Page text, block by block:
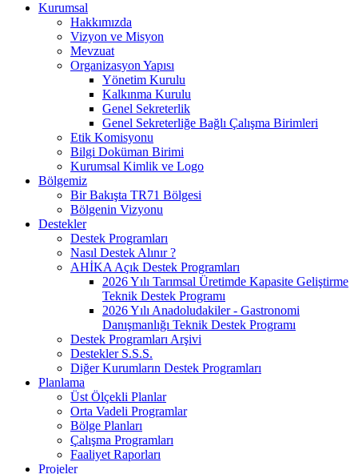
Kurumsal
Hakkımızda
Vizyon ve Misyon
Mevzuat
Organizasyon Yapısı
Yönetim Kurulu
Kalkınma Kurulu
Genel Sekreterlik
Genel Sekreterliğe Bağlı Çalışma Birimleri
Etik Komisyonu
Bilgi Doküman Birimi
Kurumsal Kimlik ve Logo
Bölgemiz
Bir Bakışta TR71 Bölgesi
Bölgenin Vizyonu
Destekler
Destek Programları
Nasıl Destek Alınır ?
AHİKA Açık Destek Programları
2026 Yılı Tarımsal Üretimde Kapasite Geliştirme
Teknik Destek Programı
2026 Yılı Anadoludakiler - Gastronomi
Danışmanlığı Teknik Destek Programı
Destek Programları Arşivi
Destekler S.S.S.
Diğer Kurumların Destek Programları
Planlama
Üst Ölçekli Planlar
Orta Vadeli Programlar
Bölge Planları
Çalışma Programları
Faaliyet Raporları
Projeler